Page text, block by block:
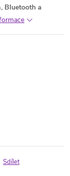
Bluetooth a
Sdílet